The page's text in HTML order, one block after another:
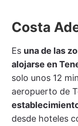
Costa
Es una de las
alojarse en
solo unos 12
aeropuerto de
desde hoteles